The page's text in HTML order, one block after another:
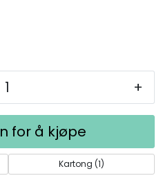
+
for å kjøpe
Kartong (1)